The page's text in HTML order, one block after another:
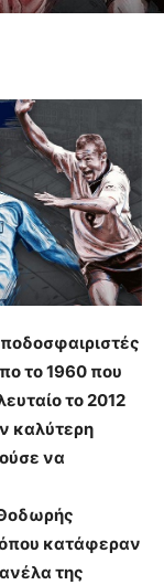
το 1960 που
το 2012
καλύτερη
να
κατάφεραν
της